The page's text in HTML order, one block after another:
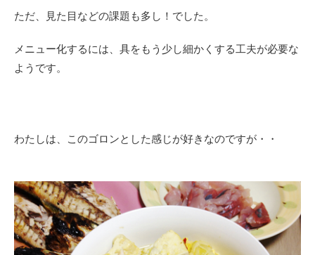
ただ、見た目などの課題も多し！でした。
メニュー化するには、具をもう少し細かくする工夫が必要な
ようです。
わたしは、このゴロンとした感じが好きなのですが・・